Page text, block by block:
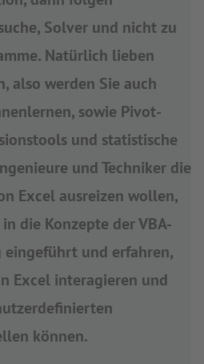
Solver und nicht zu
Natürlich lieben
also werden Sie auch
sowie Pivot-
und statistische
und Techniker die
Excel ausreizen wollen,
die Konzepte der VBA-
eingeführt und erfahren,
Excel interagieren und
können.